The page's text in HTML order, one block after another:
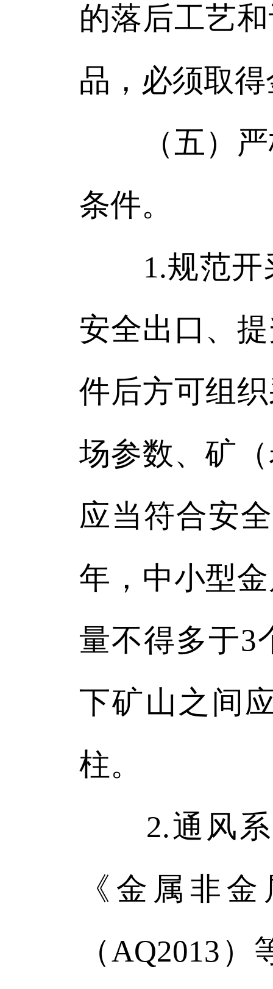
的落后工艺
品，必须取
（五）严
条件。
1.规范开采
安全出口、
件后方可组
场参数、矿
应当符合安
年，中小型
量不得多于3
下矿山之间
柱。
2.通风系
《金属非
（AQ2013